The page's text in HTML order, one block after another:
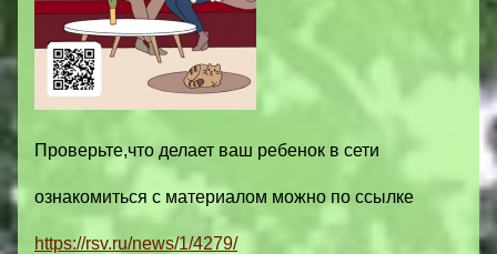
Проверьте,что делает ваш ребенок в сети
ознакомиться с материалом можно по ссылке
https://rsv.ru/news/1/4279/